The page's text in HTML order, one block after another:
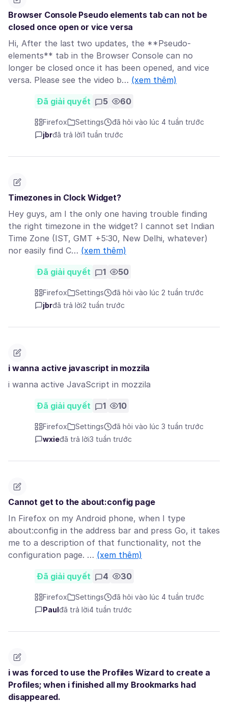
Browser Console Pseudo elements tab can not be
closed once open or vice versa
Hi, After the last two updates, the **Pseudo-
elements** tab in the Browser Console can no
longer be closed once it has been opened, and vice
versa. Please see the video b… (xem thêm)
Đã giải quyết 5 60
Firefox Settings
đã hỏi vào lúc 4 tuần trước
jbrđã trả lời1 tuần trước
Timezones in Clock Widget?
Hey guys, am I the only one having trouble finding
the right timezone in the widget? I cannot set Indian
Time Zone (IST, GMT +5:30, New Delhi, whatever)
nor easily find C… (xem thêm)
Đã giải quyết 1 50
Firefox Settings
đã hỏi vào lúc 2 tuần trước
jbrđã trả lời2 tuần trước
i wanna active javascript in mozzila
i wanna active JavaScript in mozzila
Đã giải quyết 1 10
Firefox Settings
đã hỏi vào lúc 3 tuần trước
wxieđã trả lời3 tuần trước
Cannot get to the about:config page
In Firefox on my Android phone, when I type
about:config in the address bar and press Go, it takes
me to a description of that functionality, not the
configuration page. … (xem thêm)
Đã giải quyết 4 30
Firefox Settings
đã hỏi vào lúc 4 tuần trước
Paul đã trả lời4 tuần trước
i was forced to use the Profiles Wizard to create a
Profiles; when i finished all my Brookmarks had
disappeared.